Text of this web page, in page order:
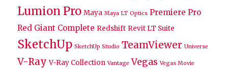
Lumion Pro Maya Maya LT Optics Premiere Pro
Red Giant Complete Redshift Revit LT Suite
SketchUp SketchUp Studio TeamViewer Universe
V-Ray V-Ray Collection Vantage Vegas Vegas Movie